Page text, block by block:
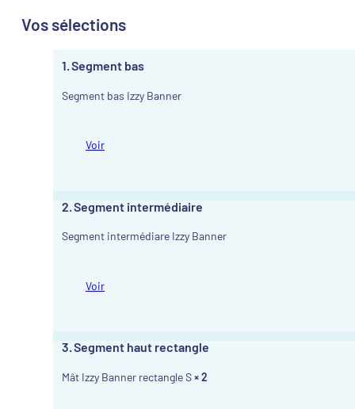
Vos sélections
1 Segment bas
Segment bas Izzy Banner
Voir
2 Segment intermédiaire
Segment intermédiare Izzy Banner
Voir
3 Segment haut rectangle
Mât Izzy Banner rectangle S× 2